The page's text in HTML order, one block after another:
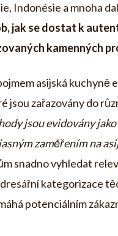
Indonésie a mnoha
jak se dostat k
kamenných
asijská
jsou zařazovány do
jsou evidovány
zaměřením na
snadno vyhledat
kategorizace
potenciálním